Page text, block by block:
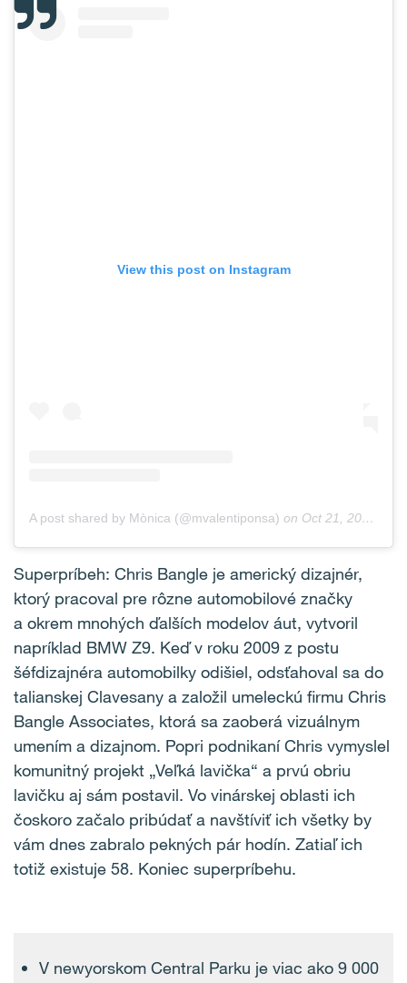
View this post on Instagram
A post shared by Mònica (@mvalentiponsa) on Oct 21, 2018 at 1:08pm PDT
Superpríbeh: Chris Bangle je americký dizajnér,
ktorý pracoval pre rôzne automobilové značky
a okrem mnohých ďalších modelov áut, vytvoril
napríklad BMW Z9. Keď v roku 2009 z postu
šéfdizajnéra automobilky odišiel, odsťahoval sa do
talianskej Clavesany a založil umeleckú firmu Chris
Bangle Associates, ktorá sa zaoberá vizuálnym
umením a dizajnom. Popri podnikaní Chris vymyslel
komunitný projekt „Veľká lavička“ a prvú obriu
lavičku aj sám postavil. Vo vinárskej oblasti ich
čoskoro začalo pribúdať a navštíviť ich všetky by
vám dnes zabralo pekných pár hodín. Zatiaľ ich
totiž existuje 58. Koniec superpríbehu.
V newyorskom Central Parku je viac ako 9 000